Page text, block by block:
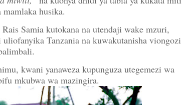
husika.
Samia kutokana na utendaji wake mzuri,
Tanzania na kuwakutanisha viongozi
kwani yanaweza kupunguza utegemezi wa
mkubwa wa mazingira.